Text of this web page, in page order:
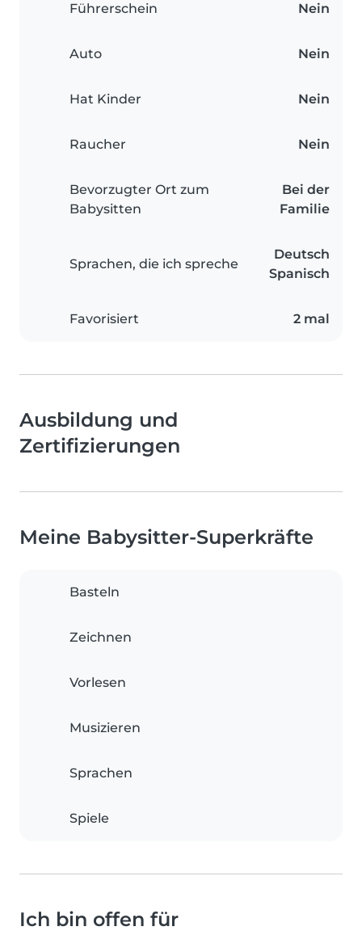
Führerschein Nein
Auto Nein
Hat Kinder Nein
Raucher Nein
Bevorzugter Ort zum
Babysitten
Bei der
Familie
Sprachen, die ich spreche
Deutsch
Spanisch
Favorisiert 2 mal
Ausbildung und
Zertifizierungen
Meine Babysitter-Superkräfte
Basteln
Zeichnen
Vorlesen
Musizieren
Sprachen
Spiele
Ich bin offen für